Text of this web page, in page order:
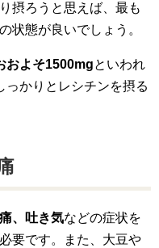
摂ろうと思えば、最も
状態が良いでしょう。
およそ1500mgといわれ
っかりとレシチンを摂る
、吐き気などの症状を
要です。また、大豆や